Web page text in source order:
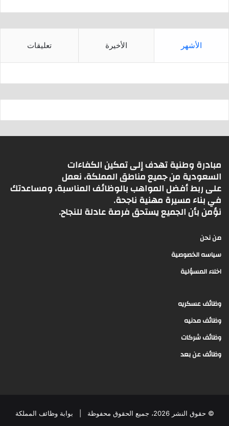
الأشهر الأخيرة تعليقات
مبادرة وطنية تهدف إلى تمكين الكفاءات
السعودية من جميع مناطق المملكة، نعمل
على ربط أفضل المواهب بالوظائف المناسبة، ومساعدتك
في بناء مسيرة مهنية ناجحة.
نؤمن بأن الجميع يستحق فرصة عادلة للنجاح.
من نحن
سياسه الخصوصية
اخلاء المسؤلية
وظائف عسكريه
وظائف مدنيه
وظائف شركات
وظائف عن بعد
© حقوق النشر 2026، جميع الحقوق محفوظة | بوابة وظائف المملكة